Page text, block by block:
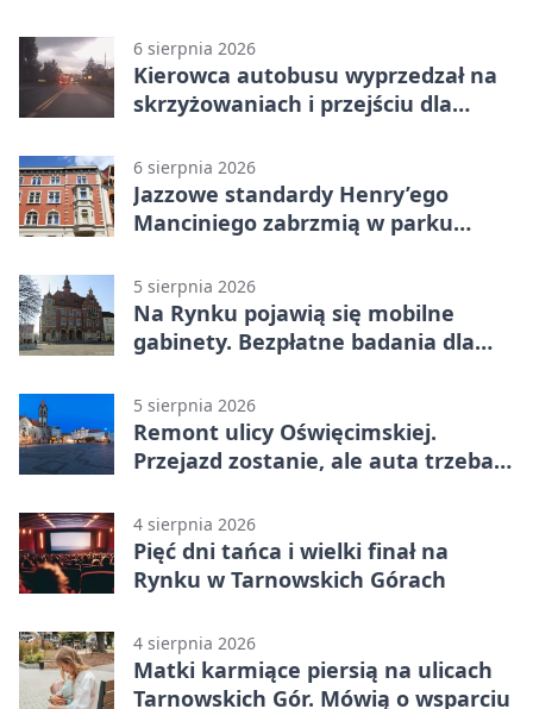
6 sierpnia 2026
Kierowca autobusu wyprzedzał na
skrzyżowaniach i przejściu dla
6 sierpnia 2026
Jazzowe standardy Henry’ego
Manciniego zabrzmią w parku
5 sierpnia 2026
Na Rynku pojawią się mobilne
gabinety. Bezpłatne badania dla
5 sierpnia 2026
Remont ulicy Oświęcimskiej.
Przejazd zostanie, ale auta trzeba
4 sierpnia 2026
Pięć dni tańca i wielki finał na
Rynku w Tarnowskich Górach
4 sierpnia 2026
Matki karmiące piersią na ulicach
Tarnowskich Gór. Mówią o wsparciu